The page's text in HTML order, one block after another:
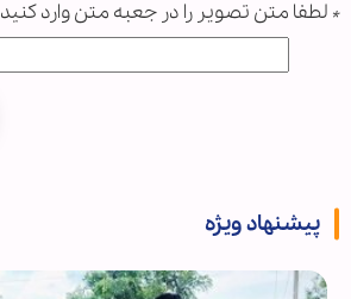
* لطفا متن تصویر را در جعبه متن وارد کنید
پیشنهاد ویژه